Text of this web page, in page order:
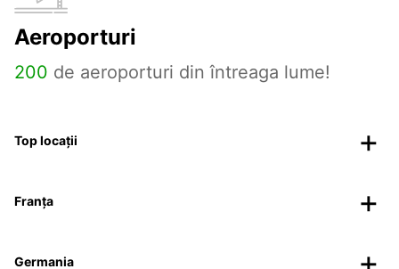
Aeroporturi
200 de aeroporturi din întreaga lume!
Top locații
Franța
Germania